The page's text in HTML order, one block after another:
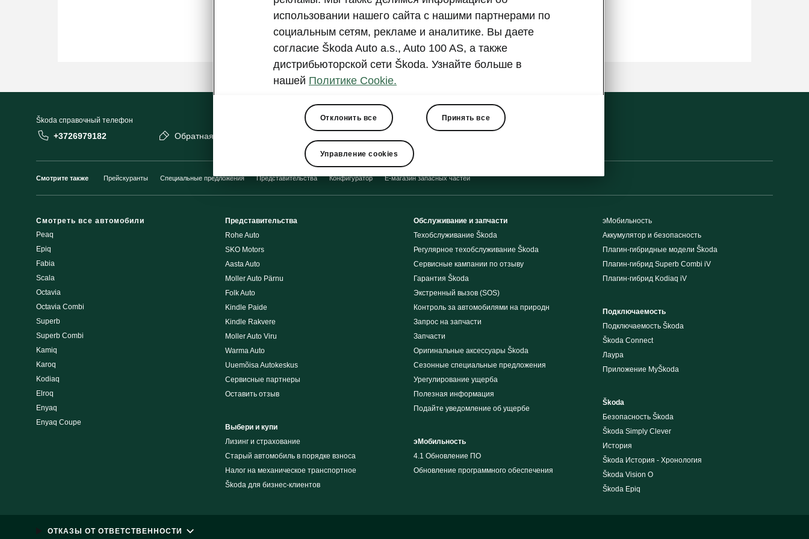
Показать
Škoda cправочный телефон
+3726979182 Обратная связь
Смотрите также Прейскуранты Специальные предложения Представительства Конфигуратор E-магазин запасных частей
Смотреть все автомобили
Peaq
Epiq
Fabia
Scala
Octavia
Octavia Combi
Superb
Superb Combi
Kamiq
Karoq
Kodiaq
Elroq
Enyaq
Enyaq Coupe
Представительства
Rohe Auto
SKO Motors
Aasta Auto
Moller Auto Pärnu
Folk Auto
Kindle Paide
Kindle Rakvere
Moller Auto Viru
Warma Auto
Uuemõisa Autokeskus
Сервисные партнеры
Оставить отзыв
Выбери и купи
Лизинг и cтрахование
Cтарый автомобиль в порядке взноса
Налог на механическое транспортное
Škoda для бизнес-клиентов
Обслуживание и запчасти
Техобслуживание Škoda
Регулярное техобслуживание Škoda
Сервисные кампании по отзыву
Гарантия Škoda
Экстренный вызов (SOS)
Контроль за автомобилями на природн
Запрос на запчасти
Запчасти
Оригинальные аксессуары Škoda
Сезонные специальные предложения
Урегулирование ущерба
Полезная информация
Подайте уведомление об ущербе
эМобильность
4.1 Обновление ПО
Обновление программного обеспечения
эМобильность
Аккумулятор и безопасность
Плагин-гибридные модели Škoda
Плагин-гибрид Superb Combi iV
Плагин-гибрид Kodiaq iV
Подключаемость
Подключаемость Škoda
Škoda Connect
Лаура
Приложение MyŠkoda
Škoda
Безопасность Škoda
Škoda Simply Clever
История
Škoda История - Хронология
Škoda Vision O
Škoda Epiq
ОТКАЗЫ ОТ ОТВЕТСТВЕННОСТИ
использовании нашего сайта с нашими партнерами по
социальным сетям, рекламе и аналитике. Вы даете
согласие Škoda Auto a.s., Auto 100 AS, а также
дистрибьюторской сети Škoda. Узнайте больше в
нашей Политике Cookie.
Отклонить все Принять все
Управление cookies